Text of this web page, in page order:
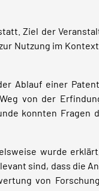
Ziel der
Nutzung im
Ablauf einer
von der
konnten Fragen
wurde
sind, dass die
von